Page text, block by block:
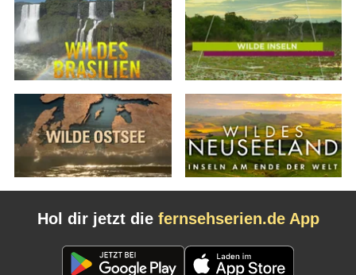
Hol dir jetzt die fernsehserien.de App